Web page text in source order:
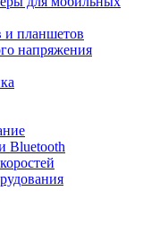
и планшетов
напряжения
Bluetooth